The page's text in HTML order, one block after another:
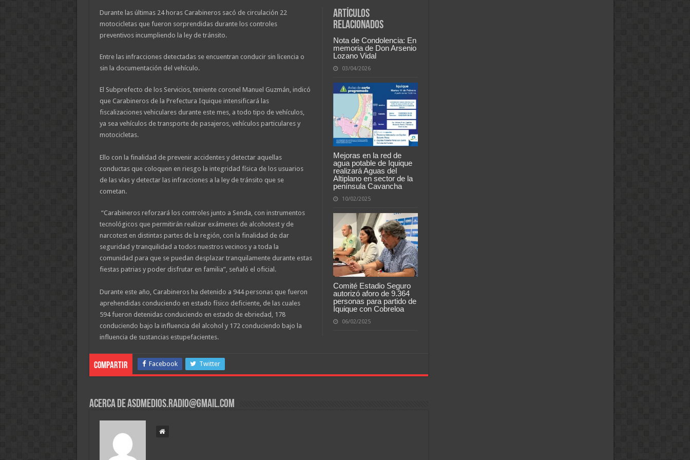
Artículos
relacionados
Nota de Condolencia: En
memoria de Don Arsenio
Lozano Vidal
03/04/2026
Mejoras en la red de
agua potable de Iquique
realizará Aguas del
Altiplano en sector de la
península Cavancha
10/02/2025
Comité Estadio Seguro
autorizó aforo de 9.364
personas para partido de
Iquique con Cobreloa
06/02/2025
Durante las últimas 24 horas Carabineros sacó de circulación 22
motocicletas que fueron sorprendidas durante los controles
preventivos incumpliendo la ley de tránsito.
Entre las infracciones detectadas se encuentran conducir sin licencia o
sin la documentación del vehículo.
El Subprefecto de los Servicios, teniente coronel Manuel Guzmán, indicó
que Carabineros de la Prefectura Iquique intensificará las
fiscalizaciones vehiculares durante este mes, a todo tipo de vehículos,
ya sea vehículos de transporte de pasajeros, vehículos particulares y
motocicletas.
Ello con la finalidad de prevenir accidentes y detectar aquellas
conductas que coloquen en riesgo la integridad física de los usuarios
de las vías y detectar las infracciones a la ley de tránsito que se
cometan.
“Carabineros reforzará los controles junto a Senda, con instrumentos
tecnológicos que permitirán realizar exámenes de alcohotest y de
narcotest en distintas partes de la región, con la finalidad de dar
seguridad y tranquilidad a todos nuestros vecinos y a toda la
comunidad para que se puedan desplazar tranquilamente durante estas
fiestas patrias y poder disfrutar en familia”, señaló el oficial.
Durante este año, Carabineros ha detenido a 944 personas que fueron
aprehendidas conduciendo en estado físico deficiente, de las cuales
594 fueron detenidas conduciendo en estado de ebriedad, 178
conduciendo bajo la influencia del alcohol y 172 conduciendo bajo la
influencia de sustancias estupefacientes.
Compartir Facebook Twitter
Acerca de asdmedios.radio@gmail.com